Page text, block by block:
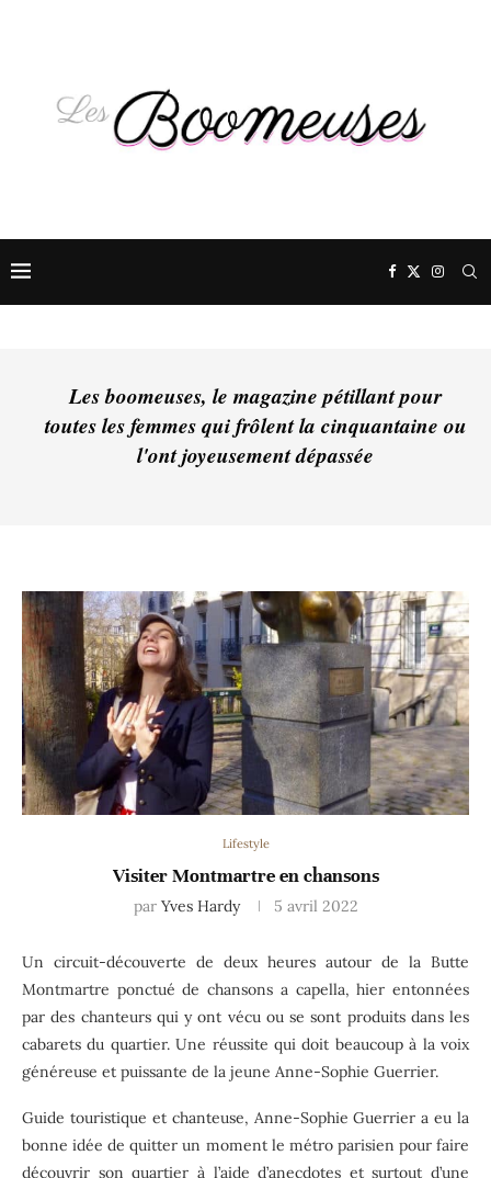
Les boomeuses, le magazine pétillant pour
toutes les femmes qui frôlent la cinquantaine ou
l'ont joyeusement dépassée
Lifestyle
Visiter Montmartre en chansons
par Yves Hardy 5 avril 2022
Un circuit-découverte de deux heures autour de la Butte
Montmartre ponctué de chansons a capella, hier entonnées
par des chanteurs qui y ont vécu ou se sont produits dans les
cabarets du quartier. Une réussite qui doit beaucoup à la voix
généreuse et puissante de la jeune Anne-Sophie Guerrier.
Guide touristique et chanteuse, Anne-Sophie Guerrier a eu la
bonne idée de quitter un moment le métro parisien pour faire
découvrir son quartier à l’aide d’anecdotes et surtout d’une